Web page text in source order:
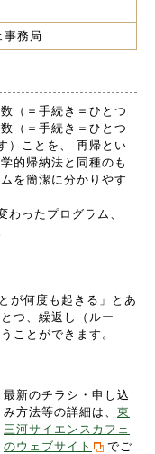
事務局
（＝手続き＝ひとつ
（＝手続き＝ひとつ
）ことを、 再帰とい
的帰納法と同種のも
を簡潔に分かりやす
ったプログラム、
が何度も起きる」とあ
つ、繰返し（ルー
ことができます。
最新のチラシ・申し込
み方法等の詳細は、 東
三河サイエンスカフェ
のウェブサイト
でご